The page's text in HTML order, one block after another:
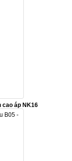
cao áp NK16